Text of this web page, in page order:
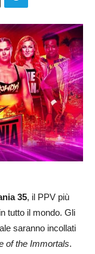
35, il PPV più
tutto il mondo. Gli
saranno incollati
of the Immortals.